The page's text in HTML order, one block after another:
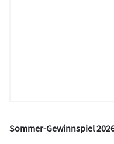
Sommer-Gewinnspiel